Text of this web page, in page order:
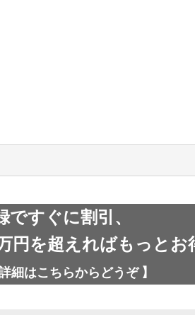
ですぐに割引、
円を超えればもっとお
細はこちらから どうぞ】